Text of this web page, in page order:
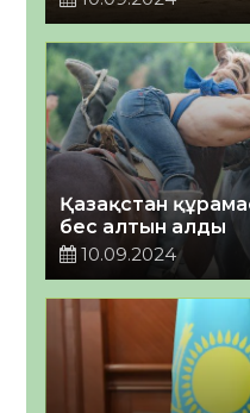
Қазақстан
бес алтын алды
10.09.2024